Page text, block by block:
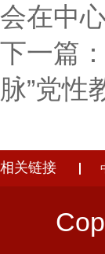
会在中
下一篇
脉”党性
相关链接